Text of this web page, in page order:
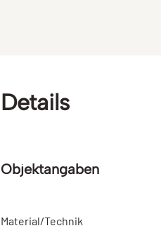
Details
Objektangaben
Material/Technik